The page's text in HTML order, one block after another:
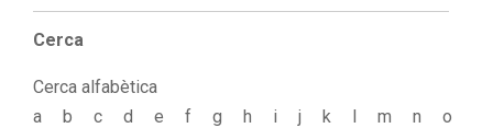
Cerca
Cerca alfabètica
a
b c d e f g h i j k l m n
o